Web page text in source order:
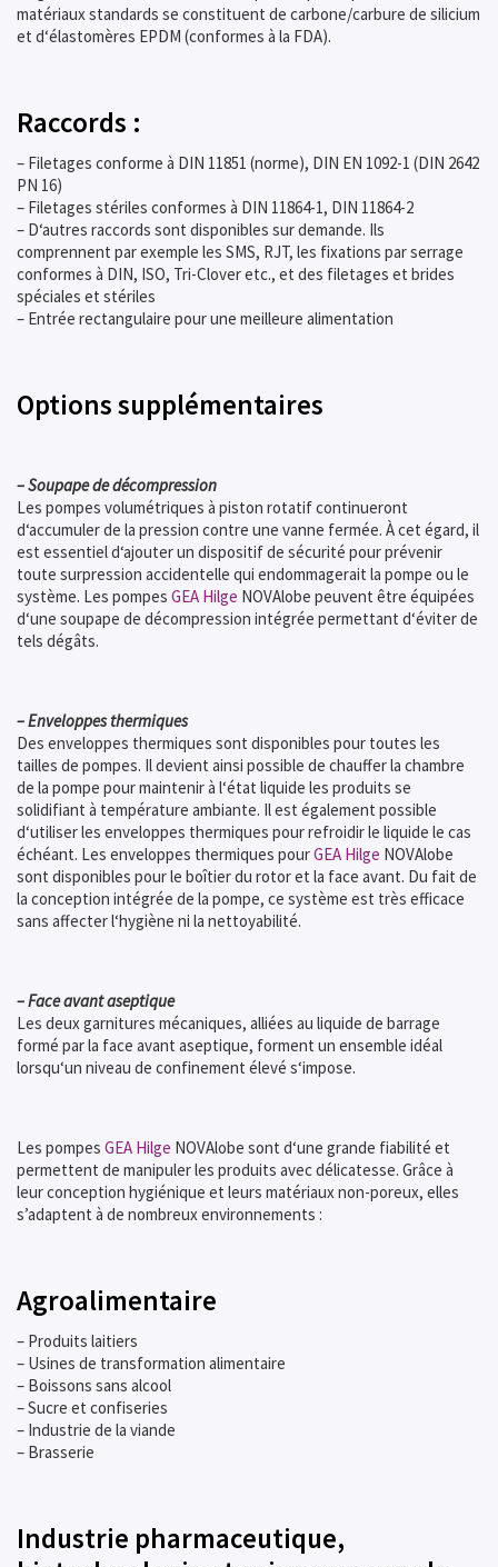
matériaux standards se constituent de carbone/carbure de silicium
et d‘élastomères EPDM (conformes à la FDA).
Raccords :
– Filetages conforme à DIN 11851 (norme), DIN EN 1092-1 (DIN 2642
PN 16)
– Filetages stériles conformes à DIN 11864-1, DIN 11864-2
– D‘autres raccords sont disponibles sur demande. Ils
comprennent par exemple les SMS, RJT, les fixations par serrage
conformes à DIN, ISO, Tri-Clover etc., et des filetages et brides
spéciales et stériles
– Entrée rectangulaire pour une meilleure alimentation
Options supplémentaires
– Soupape de décompression
Les pompes volumétriques à piston rotatif continueront
d‘accumuler de la pression contre une vanne fermée. À cet égard, il
est essentiel d‘ajouter un dispositif de sécurité pour prévenir
toute surpression accidentelle qui endommagerait la pompe ou le
système. Les pompes GEA Hilge NOVAlobe peuvent être équipées
d‘une soupape de décompression intégrée permettant d‘éviter de
tels dégâts.
– Enveloppes thermiques
Des enveloppes thermiques sont disponibles pour toutes les
tailles de pompes. Il devient ainsi possible de chauffer la chambre
de la pompe pour maintenir à l‘état liquide les produits se
solidifiant à température ambiante. Il est également possible
d‘utiliser les enveloppes thermiques pour refroidir le liquide le cas
échéant. Les enveloppes thermiques pourGEA Hilge NOVAlobe
sont disponibles pour le boîtier du rotor et la face avant. Du fait de
la conception intégrée de la pompe, ce système est très efficace
sans affecter l‘hygiène ni la nettoyabilité.
– Face avant aseptique
Les deux garnitures mécaniques, alliées au liquide de barrage
formé par la face avant aseptique, forment un ensemble idéal
lorsqu‘un niveau de confinement élevé s‘impose.
Les pompes GEA Hilge NOVAlobe sont d‘une grande fiabilité et
permettent de manipuler les produits avec délicatesse. Grâce à
leur conception hygiénique et leurs matériaux non-poreux, elles
s’adaptent à de nombreux environnements :
Agroalimentaire
– Produits laitiers
– Usines de transformation alimentaire
– Boissons sans alcool
– Sucre et confiseries
– Industrie de la viande
– Brasserie
Industrie pharmaceutique,